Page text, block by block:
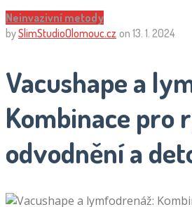
Neinvazivní metody
bySlimStudioOlomouc.cz on 13. 1. 2024
Vacushape a
Kombinace pro
odvodnění a